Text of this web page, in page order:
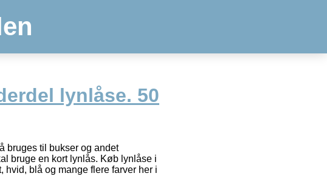
lynlåse. 50
bruges til bukser og andet
bruge en kort lynlås. Køb lynlåse i
hvid, blå og mange flere farver her i